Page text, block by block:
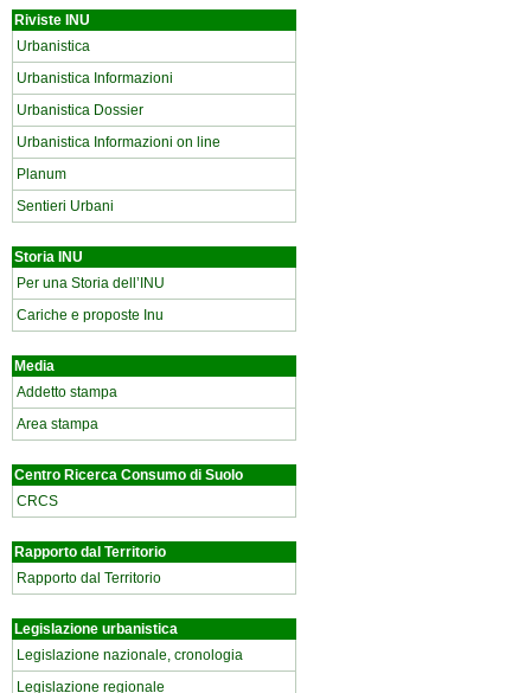
Riviste INU
Urbanistica
Urbanistica Informazioni
Urbanistica Dossier
Urbanistica Informazioni on line
Planum
Sentieri Urbani
Storia INU
Per una Storia dell’INU
Cariche e proposte Inu
Media
Addetto stampa
Area stampa
Centro Ricerca Consumo di Suolo
CRCS
Rapporto dal Territorio
Rapporto dal Territorio
Legislazione urbanistica
Legislazione nazionale, cronologia
Legislazione regionale